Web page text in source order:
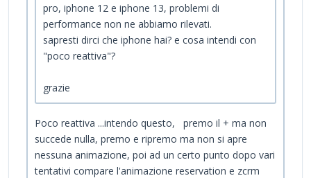
pro, iphone 12 e iphone 13, problemi di
performance non ne abbiamo rilevati.
sapresti dirci che iphone hai? e cosa intendi con
"poco reattiva"?
grazie
Poco reattiva ...intendo questo, premo il + ma non
succede nulla, premo e ripremo ma non si apre
nessuna animazione, poi ad un certo punto dopo vari
tentativi compare l'animazione reservation e zcrm